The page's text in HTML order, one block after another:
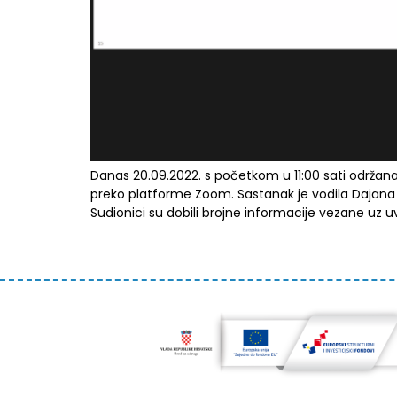
Danas 20.09.2022. s početkom u 11:00 sati
preko platforme Zoom. Sastanak je vodila
Sudionici su dobili brojne informacije vezane uz